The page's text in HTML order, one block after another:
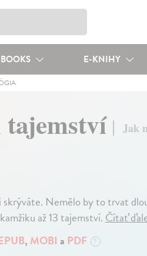
BOOKS E-KNIHY
tajemství
Jak
Nemělo by to trvat
až 13 tajemství.Čítať
, MOBI a PDF ?